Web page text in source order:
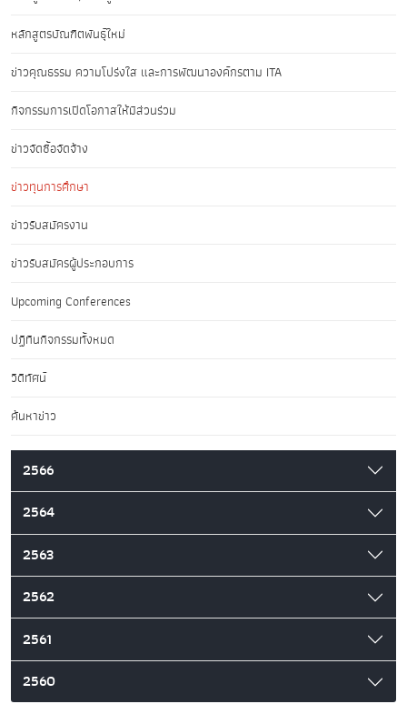
หลักสูตรบัณฑิตพันธุ์ใหม่
ข่าวคุณธรรม ความโปร่งใส และการพัฒนาองค์กรตาม ITA
กิจกรรมการเปิดโอกาสให้มีส่วนร่วม
ข่าวจัดซื้อจัดจ้าง
ข่าวทุนการศึกษา
ข่าวรับสมัครงาน
ข่าวรับสมัครผู้ประกอบการ
Upcoming Conferences
ปฏิทินกิจกรรมทั้งหมด
วิดีทัศน์
ค้นหาข่าว
2566
2564
2563
2562
2561
2560